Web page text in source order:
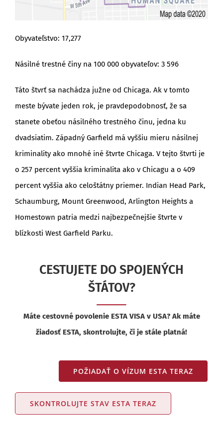
Obyvateľstvo: 17,277
Násilné trestné činy na 100 000 obyvateľov: 3 596
Táto štvrť sa nachádza južne od Chicaga. Ak v tomto
meste bývate jeden rok, je pravdepodobnosť, že sa
stanete obeťou násilného trestného činu, jedna ku
dvadsiatim. Západný Garfield má vyššiu mieru násilnej
kriminality ako mnohé iné štvrte Chicaga. V tejto štvrti je
o 257 percent vyššia kriminalita ako v Chicagu a o 409
percent vyššia ako celoštátny priemer. Indian Head Park,
Schaumburg, Mount Greenwood, Arlington Heights a
Homestown patria medzi najbezpečnejšie štvrte v
blízkosti West Garfield Parku.
CESTUJETE DO SPOJENÝCH
ŠTÁTOV?
Máte cestovné povolenie ESTA VISA v USA? Ak máte
žiadosť ESTA, skontrolujte, či je stále platná!
POŽIADAŤ O VÍZUM ESTA TERAZ
SKONTROLUJTE STAV ESTA TERAZ